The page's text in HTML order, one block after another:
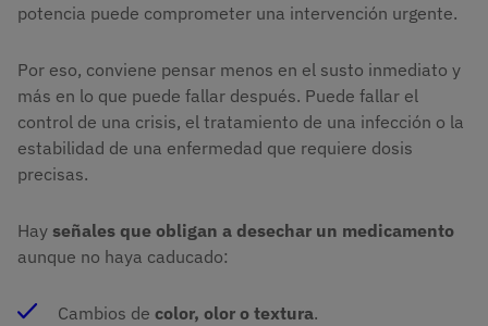
potencia puede comprometer una intervención urgente.
Por eso, conviene pensar menos en el susto inmediato y
más en lo que puede fallar después. Puede fallar el
control de una crisis, el tratamiento de una infección o la
estabilidad de una enfermedad que requiere dosis
precisas.
Hay señales que obligan a desechar un medicamento
aunque no haya caducado:
Cambios de color, olor o textura.